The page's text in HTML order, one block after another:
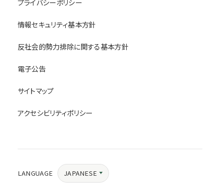
プライバシーポリシー
情報セキュリティ基本方針
反社会的勢力排除に関する基本方針
電子公告
サイトマップ
アクセシビリティポリシー
LANGUAGE JAPANESE